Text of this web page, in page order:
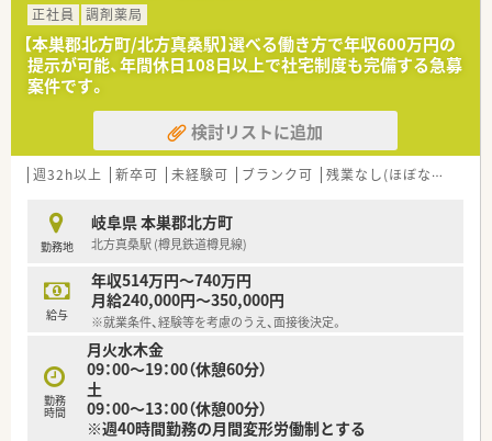
正社員
調剤薬局
【本巣郡北方町/北方真桑駅】選べる働き方で年収600万円の
提示が可能、年間休日108日以上で社宅制度も完備する急募
案件です。
検討リストに追加
週32h以上 新卒可 未経験可 ブランク可 残業なし(ほぼなし含む)
勤務地
岐阜県 本巣郡北方町
北方真桑駅 (樽見鉄道樽見線)
給与
年収514万円～740万円
月給240,000円～350,000円
※就業条件、経験等を考慮のうえ、面接後決定。
勤務
時間
月火水木金
09：00～19：00（休憩60分）
土
09：00～13：00（休憩00分）
※週40時間勤務の月間変形労働制とする